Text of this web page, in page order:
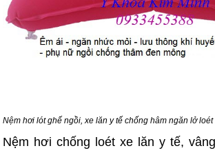
Nệm hơi lót ghế ngồi, xe lăn y tế chống hâm ngăn lở loét
Nệm hơi chống loét xe lăn y tế,